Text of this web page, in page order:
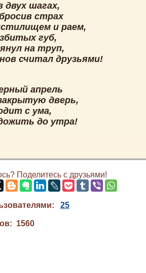
шагах,
страх
и раем,
губ,
на труп,
считал друзьями!
апрель
дверь,
с ума,
до утра!
Поделитесь с друзьями!
25
1560